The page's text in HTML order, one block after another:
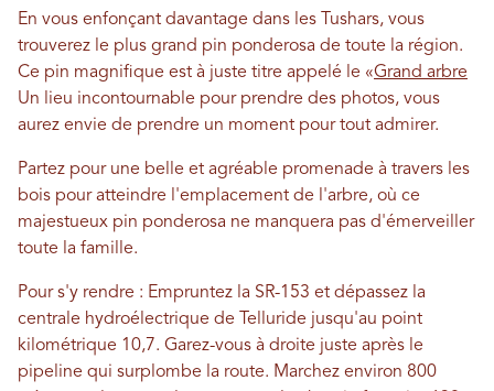
En vous enfonçant davantage dans les Tushars, vous
trouverez le plus grand pin ponderosa de toute la région.
Ce pin magnifique est à juste titre appelé le «Grand arbre
Un lieu incontournable pour prendre des photos, vous
aurez envie de prendre un moment pour tout admirer.
Partez pour une belle et agréable promenade à travers les
bois pour atteindre l'emplacement de l'arbre, où ce
majestueux pin ponderosa ne manquera pas d'émerveiller
toute la famille.
Pour s'y rendre : Empruntez la SR-153 et dépassez la
centrale hydroélectrique de Telluride jusqu'au point
kilométrique 10,7. Garez-vous à droite juste après le
pipeline qui surplombe la route. Marchez environ 800